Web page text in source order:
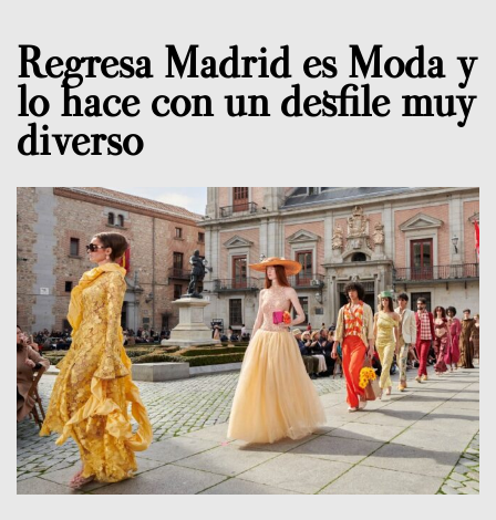
Regresa Madrid es Moda y
lo hace con un desfile muy
diverso